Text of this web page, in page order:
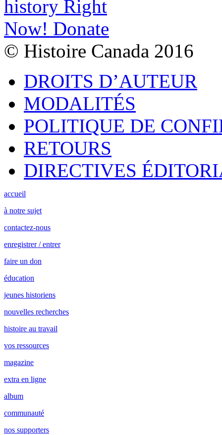
© Histoire Canada 2016
DROITS D’AUTEUR
MODALITÉS
POLITIQUE DE
RETOURS
DIRECTIVES
accueil
à notre sujet
contactez-nous
enregistrer / entrer
faire un don
éducation
jeunes historiens
nouvelles recherches
histoire au travail
vos ressources
magazine
extra en ligne
album
communauté
nos supporters